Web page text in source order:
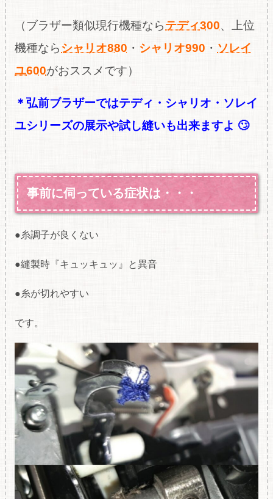
（ブラザー類似現行機種ならテディ300、上位
機種なら シャリオ880 ・ シャリオ990 ・ ソレイ
ユ600がおススメです）
＊弘前ブラザーではテディ・シャリオ・ソレイ
ユシリーズの展示や試し縫いも出来ますよ 🙄
事前に伺っている症状は・・・
●糸調子が良くない
●縫製時『キュッキュッ』と異音
●糸が切れやすい
です。